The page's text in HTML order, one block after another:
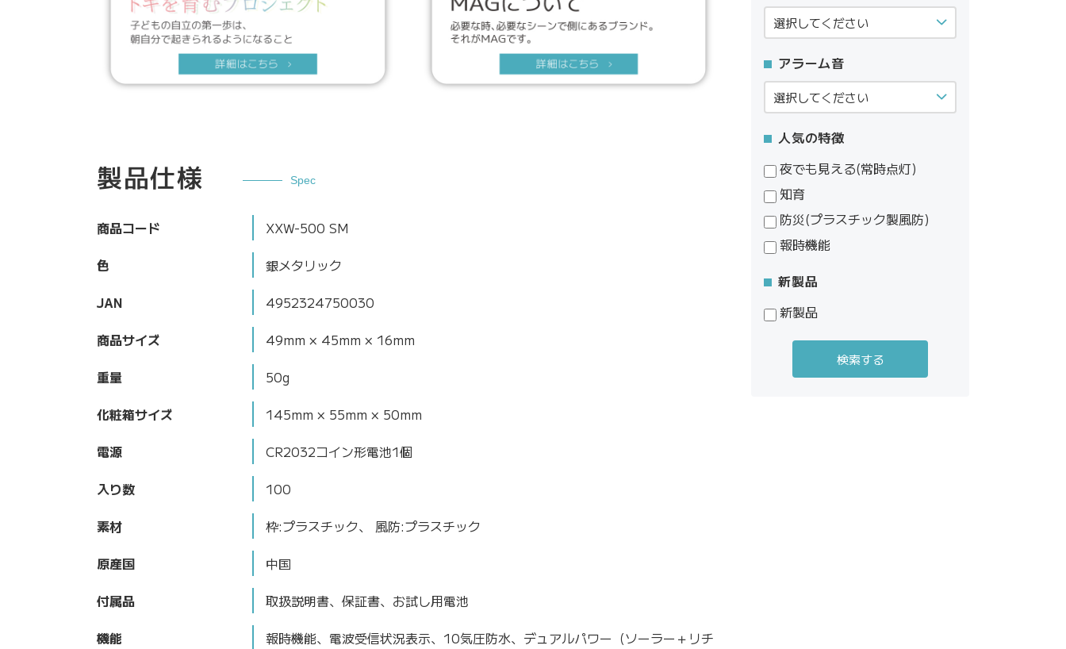
製品仕様 Spec
商品コード
XXW-500 SM
色
銀メタリック
JAN
4952324750030
商品サイズ
49mm × 45mm × 16mm
重量
50g
化粧箱サイズ
145mm × 55mm × 50mm
電源
CR2032コイン形電池1個
入り数
100
素材
枠:プラスチック、 風防:プラスチック
原産国
中国
付属品
取扱説明書、保証書、お試し用電池
機能
報時機能、電波受信状況表示、10気圧防水、デュアルパワー（ソーラー＋リチ
アラーム音
人気の特徴
夜でも見える(常時点灯)
知育
防災(プラスチック製風防)
報時機能
新製品
新製品